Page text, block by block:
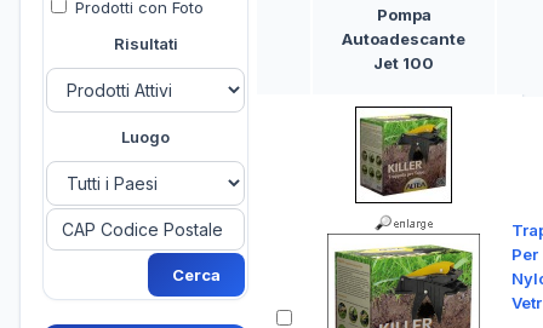
Prodotti con Foto
Risultati
Luogo
Pompa
Autoadescante
Jet 100
Per